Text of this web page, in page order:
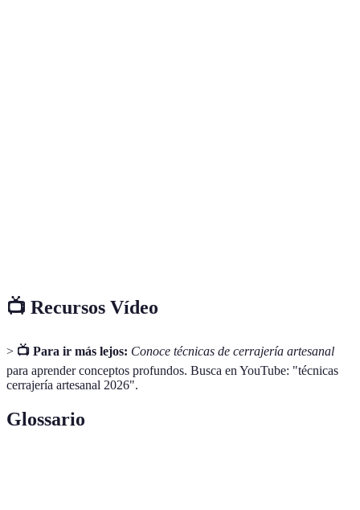
📺 Recursos Vídeo
> 📺 Para ir más lejos: Conoce técnicas de cerrajería artesanal
para aprender conceptos profundos. Busca en YouTube: "técnicas
cerrajería artesanal 2026".
Glossario